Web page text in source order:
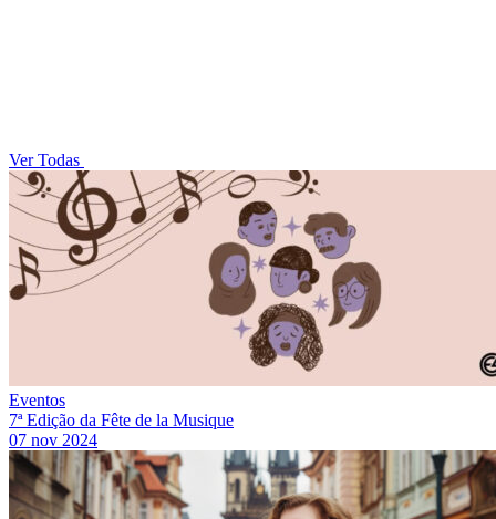
Ver Todas
Eventos
7ª Edição da Fête de la Musique
07 nov 2024